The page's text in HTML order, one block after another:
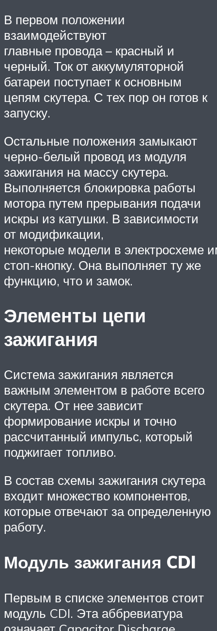
В первом положении
взаимодействуют
главные провода – красный и
черный. Ток от аккумуляторной
батареи поступает к основным
цепям скутера. С тех пор он готов к
запуску.
Остальные положения замыкают
черно-белый провод из модуля
зажигания на массу скутера.
Выполняется блокировка работы
мотора путем прерывания подачи
искры из катушки. В зависимости
от модификации,
некоторые модели в электросхеме
стоп-кнопку. Она выполняет ту же
функцию, что и замок.
Элементы цепи
зажигания
Система зажигания является
важным элементом в работе всего
скутера. От нее зависит
формирование искры и точно
рассчитанный импульс, который
поджигает топливо.
В состав схемы зажигания скутера
входит множество компонентов,
которые отвечают за определенную
работу.
Модуль зажигания CDI
Первым в списке элементов стоит
модуль CDI. Эта аббревиатура